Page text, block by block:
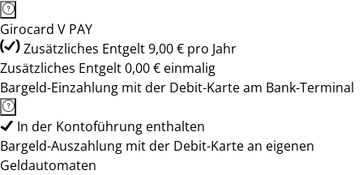
Girocard V PAY
Zusätzliches Entgelt 9,00 € pro Jahr
Zusätzliches Entgelt 0,00 € einmalig
Bargeld-Einzahlung mit der Debit-Karte am Bank-Terminal
In der Kontoführung enthalten
Bargeld-Auszahlung mit der Debit-Karte an eigenen
Geldautomaten